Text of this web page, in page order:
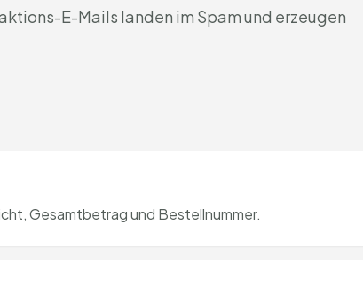
E-Mails landen im Spam und erzeugen
Gesamtbetrag und Bestellnummer.